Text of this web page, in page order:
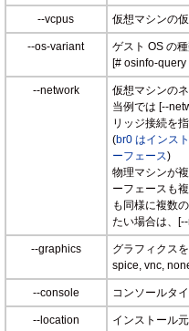
--vcpus 仮想マシンの
--os-variant
ゲスト OS の
[# osinfo-query
--network
仮想マシンの
当例では [--
リッジ接続を
(br0 はインス
ーフェース)
物理マシンが
ーフェースも
も同様に複数
たい場合は、
--graphics
グラフィクス
spice, vnc,
--console コンソールタ
--location インストール